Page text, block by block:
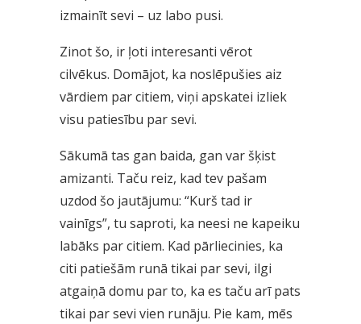
izmainīt sevi – uz labo pusi.
Zinot šo, ir ļoti interesanti vērot
cilvēkus. Domājot, ka noslēpušies aiz
vārdiem par citiem, viņi apskatei izliek
visu patiesību par sevi.
Sākumā tas gan baida, gan var šķist
amizanti. Taču reiz, kad tev pašam
uzdod šo jautājumu: “Kurš tad ir
vainīgs”, tu saproti, ka neesi ne kapeiku
labāks par citiem. Kad pārliecinies, ka
citi patiešām runā tikai par sevi, ilgi
atgaiņā domu par to, ka es taču arī pats
tikai par sevi vien runāju. Pie kam, mēs